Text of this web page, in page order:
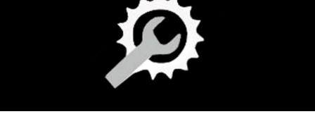
Προσθήκη Στο Προσθήκη Στο